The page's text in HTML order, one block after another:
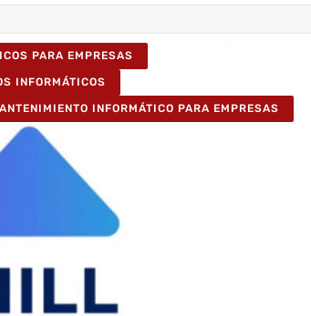
PARA EMPRESAS
INFORMÁTICOS
INFORMÁTICO PARA EMPRESAS